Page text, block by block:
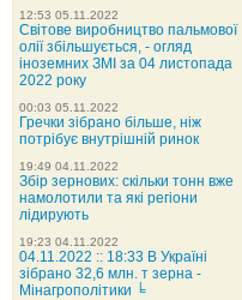
12:53 05.11.2022
Світове виробництво пальмової
олії збільшується, - огляд
іноземних ЗМІ за 04 листопада
2022 року
00:03 05.11.2022
Гречки зібрано більше, ніж
потрібує внутрішній ринок
19:49 04.11.2022
Збір зернових: скільки тонн вже
намолотили та які регіони
лідирують
19:23 04.11.2022
04.11.2022 :: 18:33 В Україні
зібрано 32,6 млн. т зерна -
Мінагрополітики ╘